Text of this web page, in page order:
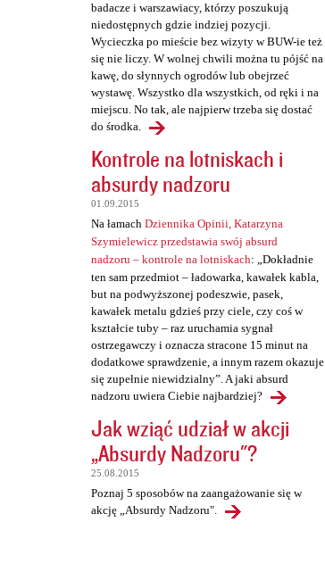
badacze i warszawiacy, którzy poszukują
niedostępnych gdzie indziej pozycji.
Wycieczka po mieście bez wizyty w BUW-ie też
się nie liczy. W wolnej chwili można tu pójść na
kawę, do słynnych ogrodów lub obejrzeć
wystawę. Wszystko dla wszystkich, od ręki i na
miejscu. No tak, ale najpierw trzeba się dostać
do środka.
Kontrole na lotniskach i
absurdy nadzoru
01.09.2015
Na łamach Dziennika Opinii, Katarzyna
Szymielewicz przedstawia swój absurd
nadzoru – kontrole na lotniskach: „Dokładnie
ten sam przedmiot – ładowarka, kawałek kabla,
but na podwyższonej podeszwie, pasek,
kawałek metalu gdzieś przy ciele, czy coś w
kształcie tuby – raz uruchamia sygnał
ostrzegawczy i oznacza stracone 15 minut na
dodatkowe sprawdzenie, a innym razem okazuje
się zupełnie niewidzialny”. A jaki absurd
nadzoru uwiera Ciebie najbardziej?
Jak wziąć udział w akcji
„Absurdy Nadzoru"?
25.08.2015
Poznaj 5 sposobów na zaangażowanie się w
akcję „Absurdy Nadzoru".